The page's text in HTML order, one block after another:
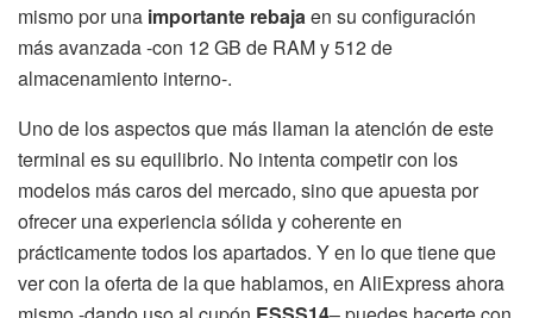
mismo por una importante rebajaen su configuración
más avanzada -con 12 GB de RAM y 512 de
almacenamiento interno-.
Uno de los aspectos que más llaman la atención de este
terminal es su equilibrio. No intenta competir con los
modelos más caros del mercado, sino que apuesta por
ofrecer una experiencia sólida y coherente en
prácticamente todos los apartados. Y en lo que tiene que
ver con la oferta de la que hablamos, en AliExpress ahora